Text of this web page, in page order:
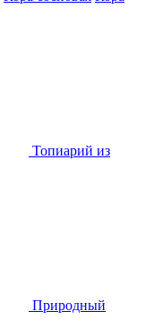
Топиарий из
Природный